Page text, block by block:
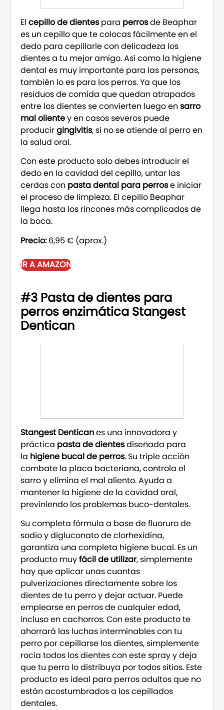
El cepillo de dientespara perrosde Beaphar
es un cepillo que te colocas fácilmente en el
dedo para cepillarle con delicadeza los
dientes a tu mejor amigo. Así como la higiene
dental es muy importante para las personas,
también lo es para los perros. Ya que los
residuos de comida que quedan atrapados
entre los dientes se convierten luego ensarro
mal olientey en casos severos puede
producirgingivitis, si no se atiende al perro en
la salud oral.
Con este producto solo debes introducir el
dedo en la cavidad del cepillo, untar las
cerdas con pasta dental para perrose iniciar
el proceso de limpieza. El cepillo Beaphar
llega hasta los rincones más complicados de
la boca.
Precio:6,95 € (aprox.)
IR A AMAZON
#3 Pasta de dientes para
perros enzimática Stangest
Dentican
Stangest Denticanes una innovadora y
práctica pasta de dientesdiseñada para
la higiene bucal de perros. Su triple acción
combate la placa bacteriana, controla el
sarro y elimina el mal aliento. Ayuda a
mantener la higiene de la cavidad oral,
previniendo los problemas buco-dentales.
Su completa fórmula a base de fluoruro de
sodio y digluconato de clorhexidina,
garantiza una completa higiene bucal. Es un
producto muyfácil de utilizar, simplemente
hay que aplicar unas cuantas
pulverizaciones directamente sobre los
dientes de tu perro y dejar actuar. Puede
emplearse en perros de cualquier edad,
incluso en cachorros. Con este producto te
ahorrará las luchas interminables con tu
perro por cepillarse los dientes, simplemente
rocía todos los dientes con este spray y deja
que tu perro lo distribuya por todos sitios. Este
producto es ideal para perros adultos que no
están acostumbrados a los cepillados
dentales.